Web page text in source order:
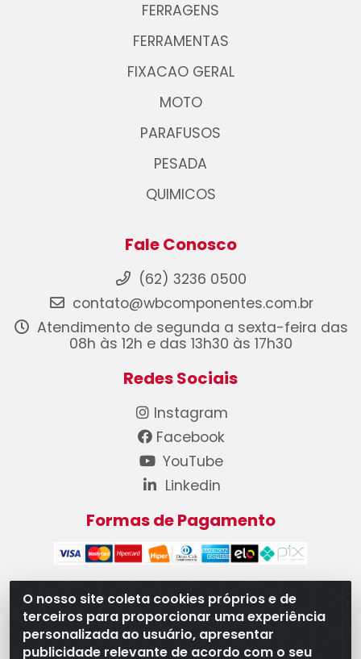
O nosso site coleta cookies próprios e de
terceiros para proporcionar uma experiência
personalizada ao usuário, apresentar
publicidade relevante de acordo com o seu
FERRAGENS
FERRAMENTAS
FIXACAO GERAL
MOTO
PARAFUSOS
PESADA
QUIMICOS
Fale Conosco
(62) 3236 0500
contato@wbcomponentes.com.br
Atendimento de segunda a sexta-feira das
08h às 12h e das 13h30 às 17h30
Redes Sociais
Instagram
Facebook
YouTube
Linkedin
Formas de Pagamento
WB Componentes Automotivos LTDA - CNPJ
08.528.393/0001-12 - Rua do Níquel, 667 - Parque
Oeste Industrial, Goiânia/GO - CEP 74375-660